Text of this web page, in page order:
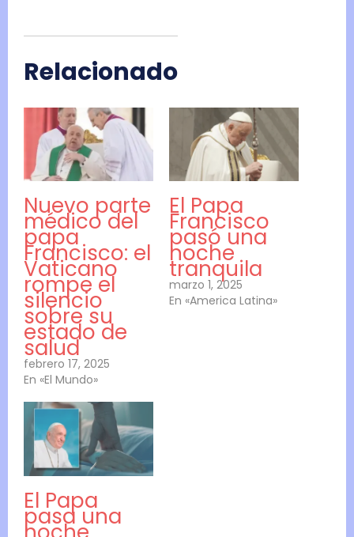
Relacionado
Nuevo parte
médico del
papa
Francisco: el
Vaticano
rompe el
silencio
sobre su
estado de
salud
febrero 17, 2025
En «El Mundo»
El Papa
Francisco
pasó una
noche
tranquila
marzo 1, 2025
En «America Latina»
El Papa
pasa una